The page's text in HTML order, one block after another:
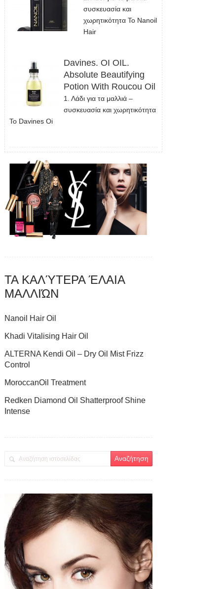
συσκευασία και
χωρητικότητα Το Nanoil
Hair
Davines. OI OIL.
Absolute Beautifying
Potion With Roucou Oil
1. Λάδι για τα μαλλιά –
συσκευασία και χωρητικότητα
Το Davines Oi
ΤΑ ΚΑΛΎΤΕΡΑ ΈΛΑΙΑ
ΜΑΛΛΙΏΝ
Nanoil Hair Oil
Khadi Vitalising Hair Oil
ALTERNA Kendi Oil – Dry Oil Mist Frizz
Control
MoroccanOil Treatment
Redken Diamond Oil Shatterproof Shine
Intense